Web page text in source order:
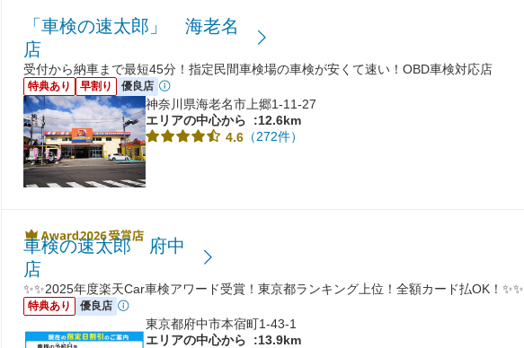
「車検の速太郎」 海老名
店
受付から納車まで最短45分！指定民間車検場の車検が安くて速い！OBD車検対応店
特典あり 早割り 優良店
神奈川県海老名市上郷1-11-27
エリアの中心から
:12.6km
4.6 （272件）
車検の速太郎 府中
店
✨✨2025年度楽天Car車検アワード受賞！東京都ランキング上位！全額カード払OK！✨✨
特典あり 優良店
東京都府中市本宿町1-43-1
エリアの中心から
:13.9km